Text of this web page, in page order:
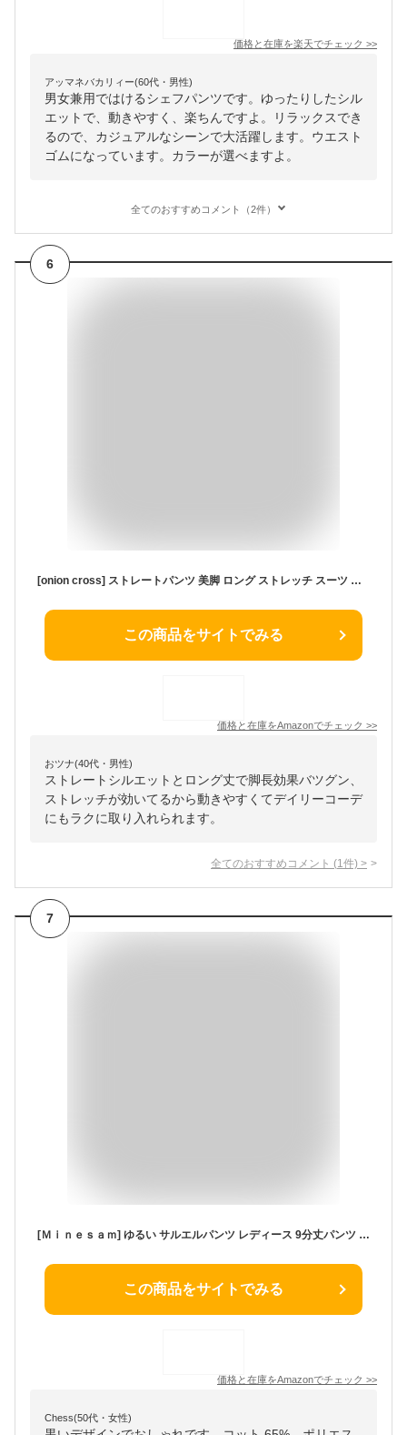
価格と在庫を楽天でチェック >>
アッマネバカリィー(60代・男性)
男女兼用ではけるシェフパンツです。ゆったりしたシル
エットで、動きやすく、楽ちんですよ。リラックスでき
るので、カジュアルなシーンで大活躍します。ウエスト
ゴムになっています。カラーが選べますよ。
全てのおすすめコメント（2件）
6
[onion cross] ストレートパンツ 美脚 ロング ストレッチ スーツ オフィス カジュアル ビジネス OL 通勤 ビジネスパンツ レディース (L, ブラック)
この商品をサイトでみる
価格と在庫をAmazonでチェック >>
おツナ(40代・男性)
ストレートシルエットとロング丈で脚長効果バツグン、
ストレッチが効いてるから動きやすくてデイリーコーデ
にもラクに取り入れられます。
全てのおすすめコメント (1 件) >
7
[Ｍｉｎｅｓａｍ] ゆるい サルエルパンツ レディース 9分丈パンツ 夏 ワイドパンツ ゆったり ポケット付き 長ズボン シンプル 春夏秋 (ブラック,L)
この商品をサイトでみる
価格と在庫をAmazonでチェック >>
Chess(50代・女性)